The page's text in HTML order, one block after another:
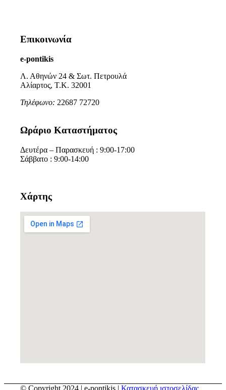
Επικοινωνία
e-pontikis
Λ. Αθηνών 24 & Σωτ. Πετρουλά
Αλίαρτος, Τ.Κ. 32001
Τηλέφωνο: 22687 72720
Ωράριο Καταστήματος
Δευτέρα – Παρασκευή : 9:00-17:00
Σάββατο : 9:00-14:00
Χάρτης
© Copyright 2024 | e-pontikis |Κατασκευή ιστοσελίδας